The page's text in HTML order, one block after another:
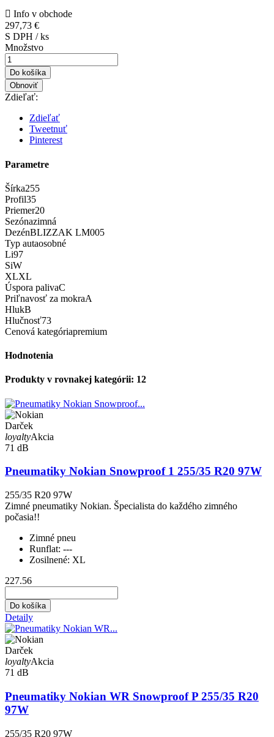
 Info v obchode
297,73 €
S DPH / ks
Množstvo
Do košíka
Zdieľať:
Zdieľať
Tweetnuť
Pinterest
Parametre
Šírka255
Profil35
Priemer20
Sezónazimná
DezénBLIZZAK LM005
Typ autaosobné
Li97
SiW
XLXL
Úspora palivaC
Priľnavosť za mokraA
HlukB
Hlučnosť73
Cenová kategóriapremium
Hodnotenia
Produkty v rovnakej kategórii: 12
Darček
loyaltyAkcia
71 dB
Pneumatiky Nokian Snowproof 1 255/35 R20 97W
255/35 R20 97W
Zimné pneumatiky Nokian. Špecialista do každého zimného
počasia!!
Zimné pneu
Runflat: ---
Zosilnené: XL
227.56
Do košíka
Detaily
Darček
loyaltyAkcia
71 dB
Pneumatiky Nokian WR Snowproof P 255/35 R20
97W
255/35 R20 97W